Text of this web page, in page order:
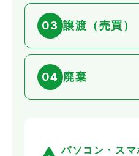
03 譲渡（売買）
04 廃棄
パソコン・ス